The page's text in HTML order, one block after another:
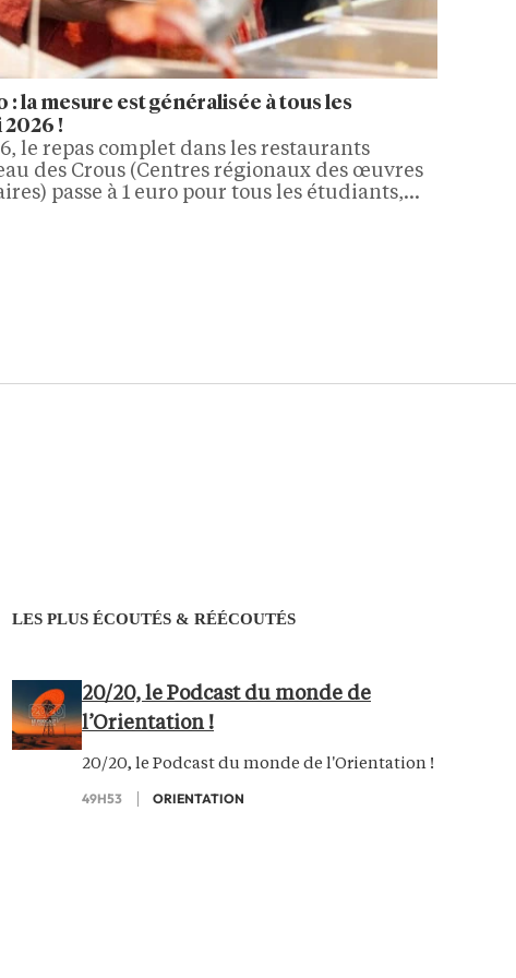
: la mesure est généralisée à tous les
2026 !
le repas complet dans les restaurants
des Crous (Centres régionaux des œuvres
passe à 1 euro pour tous les étudiants,
loi de finances 2026, qui transforme
LES PLUS ÉCOUTÉS & RÉÉCOUTÉS
20/20, le Podcast du monde de
l’Orientation !
20/20, le Podcast du monde de l'Orientation !
49H53 ORIENTATION